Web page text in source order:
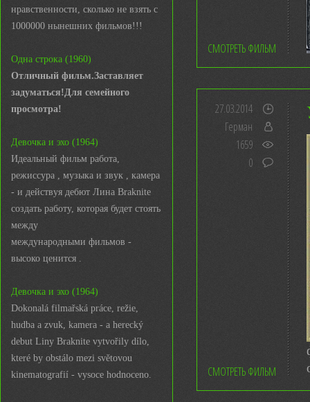
нравственности, сколько не взять с
1000000 нынешних фильмов!!!
Одна строка (1960)
Отличный фильм.Заставляет
задуматься!Для семейного
просмотра!
Девочка и эхо (1964)
Идеальный фильм работа,
режиссура , музыка и звук , камера
- и действуя дебют Лина Braknite
создать работу, которая будет стоять
между
международными фильмов -
высоко ценится .
Девочка и эхо (1964)
Dokonalá filmařská práce, režie,
hudba a zvuk, kamera - a herecký
debut Liny Braknite vytvořily dílo,
které by obstálo mezi světovou
kinematografií - vysoce hodnoceno.
СМОТРЕТЬ ФИЛЬМ
27.03.2014
Герман
1659
0
СМОТРЕТЬ ФИЛЬМ